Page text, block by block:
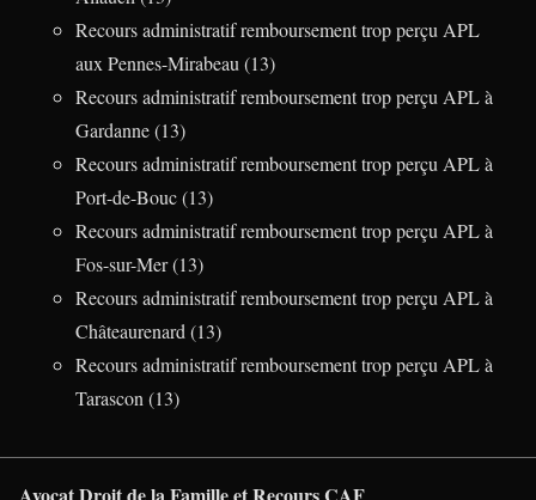
Recours administratif remboursement trop perçu APL
aux Pennes-Mirabeau (13)
Recours administratif remboursement trop perçu APL à
Gardanne (13)
Recours administratif remboursement trop perçu APL à
Port-de-Bouc (13)
Recours administratif remboursement trop perçu APL à
Fos-sur-Mer (13)
Recours administratif remboursement trop perçu APL à
Châteaurenard (13)
Recours administratif remboursement trop perçu APL à
Tarascon (13)